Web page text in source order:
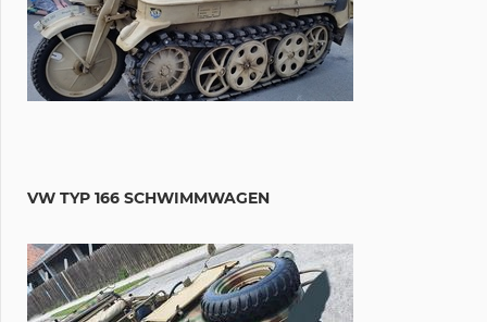
VW TYP 166 SCHWIMMWAGEN